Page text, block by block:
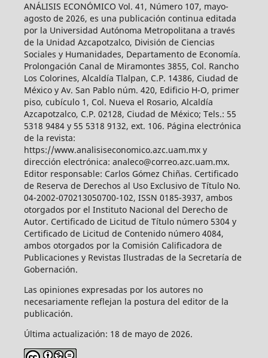
ANÁLISIS ECONÓMICO Vol. 41, Número 107, mayo-
agosto de 2026, es una publicación continua editada
por la Universidad Autónoma Metropolitana a través
de la Unidad Azcapotzalco, División de Ciencias
Sociales y Humanidades, Departamento de Economía.
Prolongación Canal de Miramontes 3855, Col. Rancho
Los Colorines, Alcaldía Tlalpan, C.P. 14386, Ciudad de
México y Av. San Pablo núm. 420, Edificio H-O, primer
piso, cubículo 1, Col. Nueva el Rosario, Alcaldía
Azcapotzalco, C.P. 02128, Ciudad de México; Tels.: 55
5318 9484 y 55 5318 9132, ext. 106. Página electrónica
de la revista:
https://www.analisiseconomico.azc.uam.mx y
dirección electrónica: analeco@correo.azc.uam.mx.
Editor responsable: Carlos Gómez Chiñas. Certificado
de Reserva de Derechos al Uso Exclusivo de Título No.
04-2002-070213050700-102, ISSN 0185-3937, ambos
otorgados por el Instituto Nacional del Derecho de
Autor. Certificado de Licitud de Título número 5304 y
Certificado de Licitud de Contenido número 4084,
ambos otorgados por la Comisión Calificadora de
Publicaciones y Revistas Ilustradas de la Secretaría de
Gobernación.
Las opiniones expresadas por los autores no
necesariamente reflejan la postura del editor de la
publicación.
Última actualización: 18 de mayo de 2026.